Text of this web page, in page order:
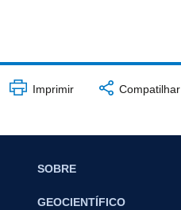
Imprimir Compatilhar
SOBRE
GEOCIENTÍFICO